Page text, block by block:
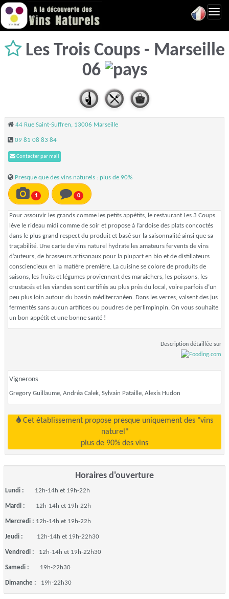
Les Trois Coups - Marseille
06
44 Rue Saint-Suffren, 13006 Marseille
09 81 08 83 84
Contacter par mail
Presque que des vins naturels : plus de 90%
1 0
Pour assouvir les grands comme les petits appétits, le restaurant Les 3 Coups
lève le rideau midi comme de soir et propose à l’ardoise des plats concoctés
dans le plus grand respect du produit et basé sur la saisonnalité ainsi que sa
traçabilité. Une carte de vins naturel hydrate les amateurs fervents de vins
d’auteurs, de brasseurs artisanaux pour la plupart en bio et de distillateurs
consciencieux en la matière première. La cuisine se colore de produits de
saisons, les fruits et légumes proviennent des maraîchers, les poissons, les
crustacés et les viandes sont certifiés au plus près du local, voire parfois d’un
peu plus loin autour du bassin méditerranéen. Dans les verres, valsent des jus
fermentés sans aucun artifices ou poudres de perlimpinpin. On vous souhaite
un bon appétit et une bonne santé !
Description détaillée sur
Vignerons
Gregory Guillaume, Andréa Calek, Sylvain Pataille, Alexis Hudon
Cet établissement propose presque uniquement des "vins
naturel"
plus de 90% des vins
Horaires d'ouverture
Lundi : 12h-14h et 19h-22h
Mardi : 12h-14h et 19h-22h
Mercredi : 12h-14h et 19h-22h
Jeudi : 12h-14h et 19h-22h30
Vendredi : 12h-14h et 19h-22h30
Samedi : 19h-22h30
Dimanche : 19h-22h30